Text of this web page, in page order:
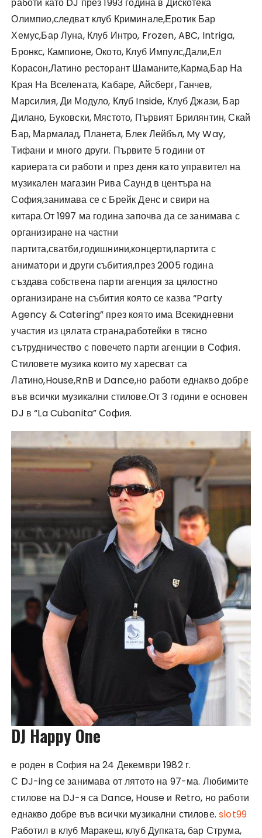
Олимпио,следват клуб Криминале,Еротик Бар
Хемус,Бар Луна, Клуб Интро, Frozen, ABC, Intriga,
Бронкс, Кампионе, Окото, Клуб Импулс,Дали,Ел
Корасон,Латино ресторант Шаманите,Карма,Бар На
Края На Вселената, Kабаре, Айсберг, Ганчев,
Марсилия, Ди Модуло, Клуб Inside, Клуб Джази, Бар
Дилано, Буковски, Мястото, Първият Брилянтин, Скай
Бар, Мармалад, Планета, Блек Лейбъл, My Way,
Тифани и много други. Първите 5 години от
кариерата си работи и през деня като управител на
музикален магазин Рива Саунд в центъра на
София,занимава се с Брейк Денс и свири на
китара.От 1997 ма година започва да се занимава с
организиране на частни
партита,сватби,годишнини,концерти,партита с
аниматори и други събития,през 2005 година
създава собствена парти агенция за цялостно
организиране на събития която се казва “Party
Agency & Catering” през която има Всекидневни
участия из цялата страна,работейки в тясно
сътрудничество с повечето парти агенции в София.
Стиловете музика които му харесват са
Латино,House,RnB и Dance,но работи еднакво добре
във всички музикални стилове.От 3 години е основен
DJ в “La Cubanita” София.
DJ Happy One
е роден в София на 24 Декември 1982 г.
С DJ-ing се занимава от лятото на 97-ма. Любимите
стилове на DJ-я са Dance, House и Retro, но работи
еднакво добре във всички музикални стилове.slot99
Работил в клуб Маракеш, клуб Дупката, бар Струма,